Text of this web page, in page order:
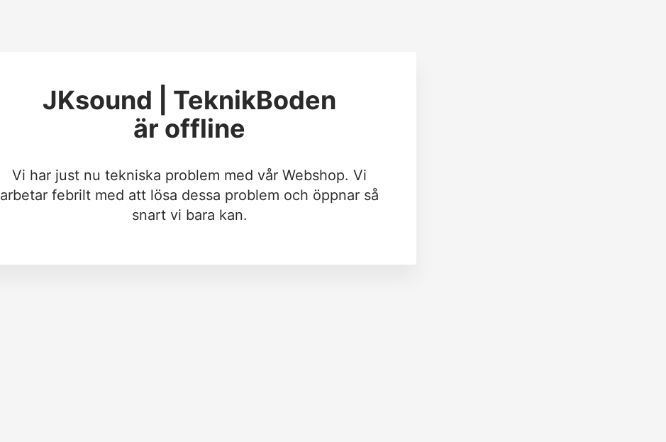
JKsound | TeknikBoden
är offline
Vi har just nu tekniska problem med vår Webshop. Vi
arbetar febrilt med att lösa dessa problem och öppnar så
snart vi bara kan.